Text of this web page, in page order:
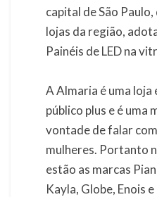
capital de São
lojas da região,
Painéis de LED na
A Almaria é uma loja
público plus e é uma
vontade de falar
mulheres. Portanto
estão as marcas
Kayla, Globe, Enois